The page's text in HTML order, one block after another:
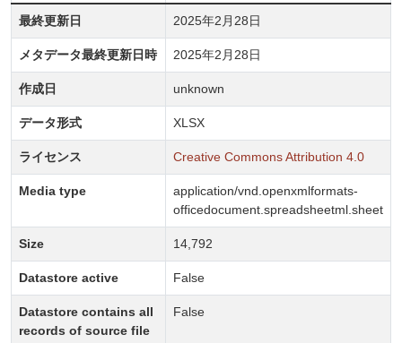
最終更新日 2025年2月28日
メタデータ最終更新日時 2025年2月28日
作成日 unknown
データ形式 XLSX
ライセンス Creative Commons Attribution 4.0
Media type
application/vnd.openxmlformats-
officedocument.spreadsheetml.sheet
Size 14,792
Datastore active False
Datastore contains all
records of source file
False